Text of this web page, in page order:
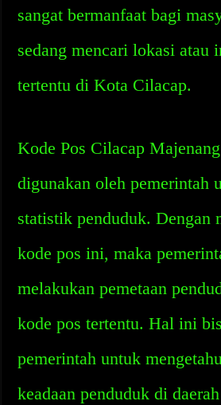
sangat bermanfaat bagi
sedang mencari lokasi atau
tertentu di Kota Cilacap.
Kode Pos Cilacap
digunakan oleh pemerintah
statistik penduduk. Dengan
kode pos ini, maka
melakukan pemetaan
kode pos tertentu. Hal ini
pemerintah untuk
keadaan penduduk di